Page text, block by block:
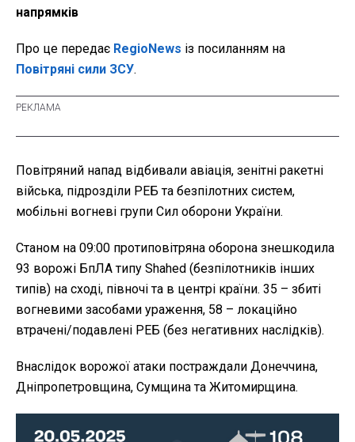
напрямків
Про це передає RegioNews із посиланням на
Повітряні сили ЗСУ.
Повітряний напад відбивали авіація, зенітні ракетні
війська, підрозділи РЕБ та безпілотних систем,
мобільні вогневі групи Сил оборони України.
Станом на 09:00 протиповітряна оборона знешкодила
93 ворожі БпЛА типу Shahed (безпілотників інших
типів) на сході, півночі та в центрі країни. 35 – збиті
вогневими засобами ураження, 58 – локаційно
втрачені/подавлені РЕБ (без негативних наслідків).
Внаслідок ворожої атаки постраждали Донеччина,
Дніпропетровщина, Сумщина та Житомирщина.